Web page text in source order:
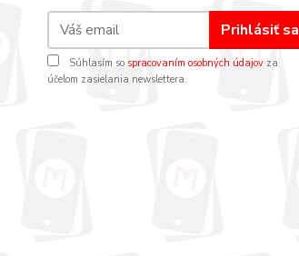
Prihlásiť sa
Súhlasím so spracovaním osobných údajov za
účelom zasielania newslettera.